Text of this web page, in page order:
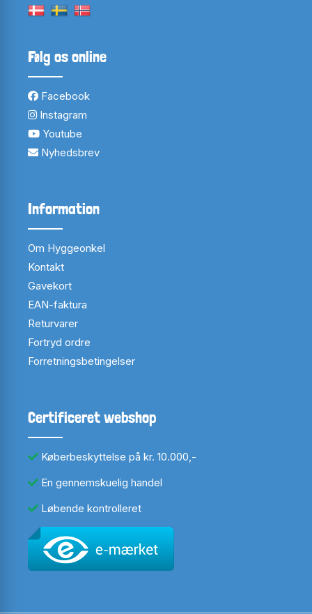
Følg os online
Facebook
Instagram
Youtube
Nyhedsbrev
Information
Om Hyggeonkel
Kontakt
Gavekort
EAN-faktura
Returvarer
Fortryd ordre
Forretningsbetingelser
Certificeret webshop
Køberbeskyttelse på kr. 10.000,-
En gennemskuelig handel
Løbende kontrolleret